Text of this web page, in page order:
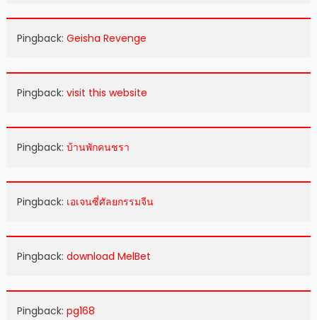
Pingback: Geisha Revenge
Pingback: visit this website
Pingback: บ้านพักคนชรา
Pingback: เอเจนซี่ศัลยกรรมจีน
Pingback: download MelBet
Pingback: pg168